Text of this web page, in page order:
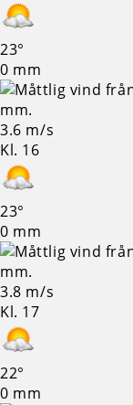
23°
0 mm
3.6 m/s
Kl. 16
23°
0 mm
3.8 m/s
Kl. 17
22°
0 mm